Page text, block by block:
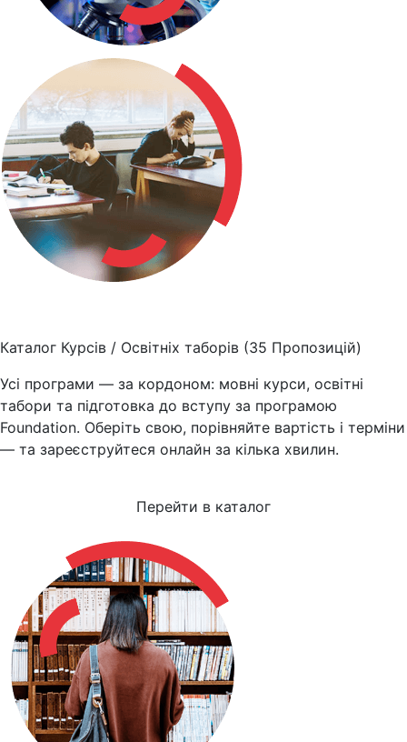
Каталог Курсів / Освітніх таборів (35 Пропозицій)
Усі програми — за кордоном: мовні курси, освітні
табори та підготовка до вступу за програмою
Foundation. Оберіть свою, порівняйте вартість і терміни
— та зареєструйтеся онлайн за кілька хвилин.
Перейти в каталог